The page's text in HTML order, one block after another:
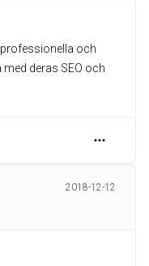
och
med deras SEO och
2018-12-12